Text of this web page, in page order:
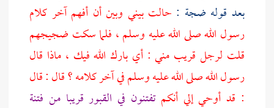
بعد قوله ضجة : حالت بيني وبين أن أفهم آخر كلام
رسول الله صلى الله عليه وسلم ، فلما سكت ضجيجهم
قلت لرجل قريب مني : أي بارك الله فيك ، ماذا قال
رسول الله صلى الله عليه وسلم في آخر كلامه ؟ قال : قال
: قد أوحي إلي أنكمتفتنون في القبور قريبا من فتنة